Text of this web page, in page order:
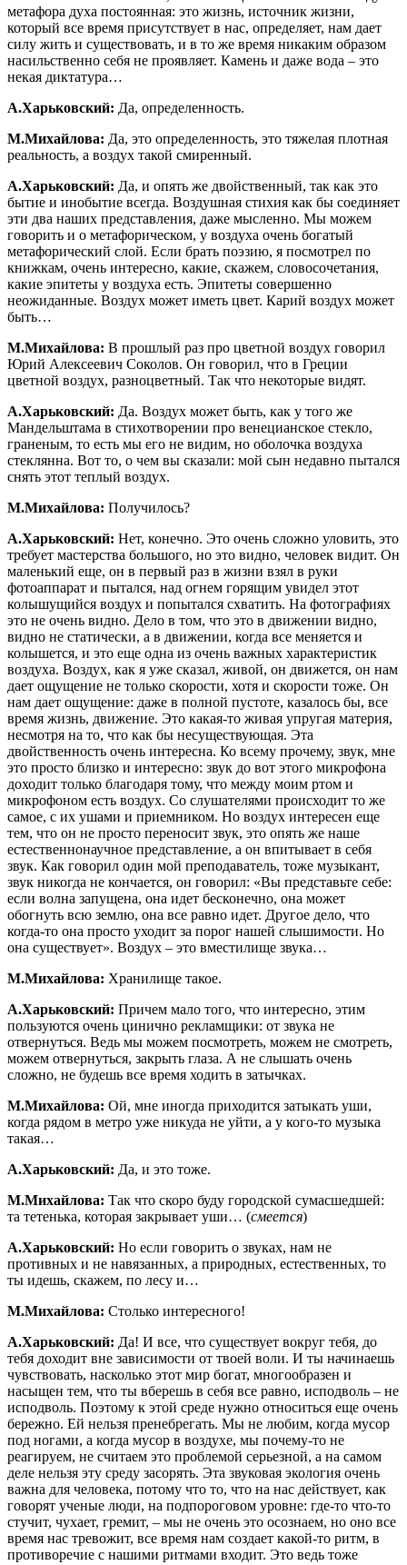
метафора духа постоянная: это жизнь, источник жизни,
который все время присутствует в нас, определяет, нам дает
силу жить и существовать, и в то же время никаким образом
насильственно себя не проявляет. Камень и даже вода – это
некая диктатура…
А.Харьковский: Да, определенность.
М.Михайлова: Да, это определенность, это тяжелая плотная
реальность, а воздух такой смиренный.
А.Харьковский: Да, и опять же двойственный, так как это
бытие и инобытие всегда. Воздушная стихия как бы соединяет
эти два наших представления, даже мысленно. Мы можем
говорить и о метафорическом, у воздуха очень богатый
метафорический слой. Если брать поэзию, я посмотрел по
книжкам, очень интересно, какие, скажем, словосочетания,
какие эпитеты у воздуха есть. Эпитеты совершенно
неожиданные. Воздух может иметь цвет. Карий воздух может
быть…
М.Михайлова: В прошлый раз про цветной воздух говорил
Юрий Алексеевич Соколов. Он говорил, что в Греции
цветной воздух, разноцветный. Так что некоторые видят.
А.Харьковский: Да. Воздух может быть, как у того же
Мандельштама в стихотворении про венецианское стекло,
граненым, то есть мы его не видим, но оболочка воздуха
стеклянна. Вот то, о чем вы сказали: мой сын недавно пытался
снять этот теплый воздух.
М.Михайлова: Получилось?
А.Харьковский: Нет, конечно. Это очень сложно уловить, это
требует мастерства большого, но это видно, человек видит. Он
маленький еще, он в первый раз в жизни взял в руки
фотоаппарат и пытался, над огнем горящим увидел этот
колышущийся воздух и попытался схватить. На фотографиях
это не очень видно. Дело в том, что это в движении видно,
видно не статически, а в движении, когда все меняется и
колышется, и это еще одна из очень важных характеристик
воздуха. Воздух, как я уже сказал, живой, он движется, он нам
дает ощущение не только скорости, хотя и скорости тоже. Он
нам дает ощущение: даже в полной пустоте, казалось бы, все
время жизнь, движение. Это какая-то живая упругая материя,
несмотря на то, что как бы несуществующая. Эта
двойственность очень интересна. Ко всему прочему, звук, мне
это просто близко и интересно: звук до вот этого микрофона
доходит только благодаря тому, что между моим ртом и
микрофоном есть воздух. Со слушателями происходит то же
самое, с их ушами и приемником. Но воздух интересен еще
тем, что он не просто переносит звук, это опять же наше
естественнонаучное представление, а он впитывает в себя
звук. Как говорил один мой преподаватель, тоже музыкант,
звук никогда не кончается, он говорил: «Вы представьте себе:
если волна запущена, она идет бесконечно, она может
обогнуть всю землю, она все равно идет. Другое дело, что
когда-то она просто уходит за порог нашей слышимости. Но
она существует». Воздух – это вместилище звука…
М.Михайлова: Хранилище такое.
А.Харьковский: Причем мало того, что интересно, этим
пользуются очень цинично рекламщики: от звука не
отвернуться. Ведь мы можем посмотреть, можем не смотреть,
можем отвернуться, закрыть глаза. А не слышать очень
сложно, не будешь все время ходить в затычках.
М.Михайлова: Ой, мне иногда приходится затыкать уши,
когда рядом в метро уже никуда не уйти, а у кого-то музыка
такая…
А.Харьковский: Да, и это тоже.
М.Михайлова: Так что скоро буду городской сумасшедшей:
та тетенька, которая закрывает уши… (смеется)
А.Харьковский: Но если говорить о звуках, нам не
противных и не навязанных, а природных, естественных, то
ты идешь, скажем, по лесу и…
М.Михайлова: Столько интересного!
А.Харьковский: Да! И все, что существует вокруг тебя, до
тебя доходит вне зависимости от твоей воли. И ты начинаешь
чувствовать, насколько этот мир богат, многообразен и
насыщен тем, что ты вберешь в себя все равно, исподволь – не
исподволь. Поэтому к этой среде нужно относиться еще очень
бережно. Ей нельзя пренебрегать. Мы не любим, когда мусор
под ногами, а когда мусор в воздухе, мы почему-то не
реагируем, не считаем это проблемой серьезной, а на самом
деле нельзя эту среду засорять. Эта звуковая экология очень
важна для человека, потому что то, что на нас действует, как
говорят ученые люди, на подпороговом уровне: где-то что-то
стучит, чухает, гремит, – мы не очень это осознаем, но оно все
время нас тревожит, все время нам создает какой-то ритм, в
противоречие с нашими ритмами входит. Это ведь тоже